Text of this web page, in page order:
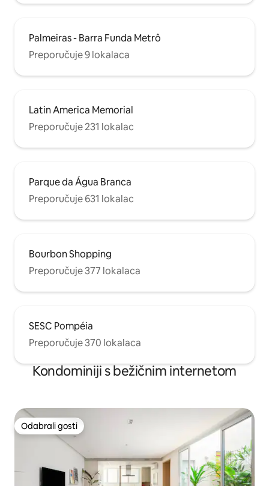
Palmeiras - Barra Funda Metrô
Preporučuje 9 lokalaca
Latin America Memorial
Preporučuje 231 lokalac
Parque da Água Branca
Preporučuje 631 lokalac
Bourbon Shopping
Preporučuje 377 lokalaca
SESC Pompéia
Preporučuje 370 lokalaca
Kondominiji s bežičnim internetom
Odabrali gosti
Odabrali gosti